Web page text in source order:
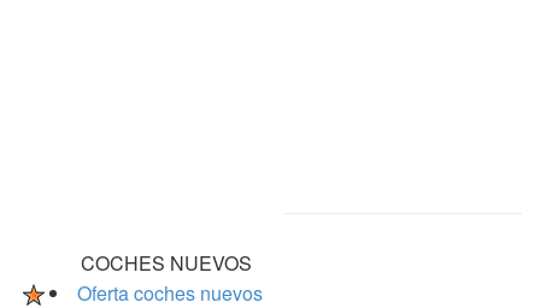
COCHES NUEVOS
Oferta coches nuevos